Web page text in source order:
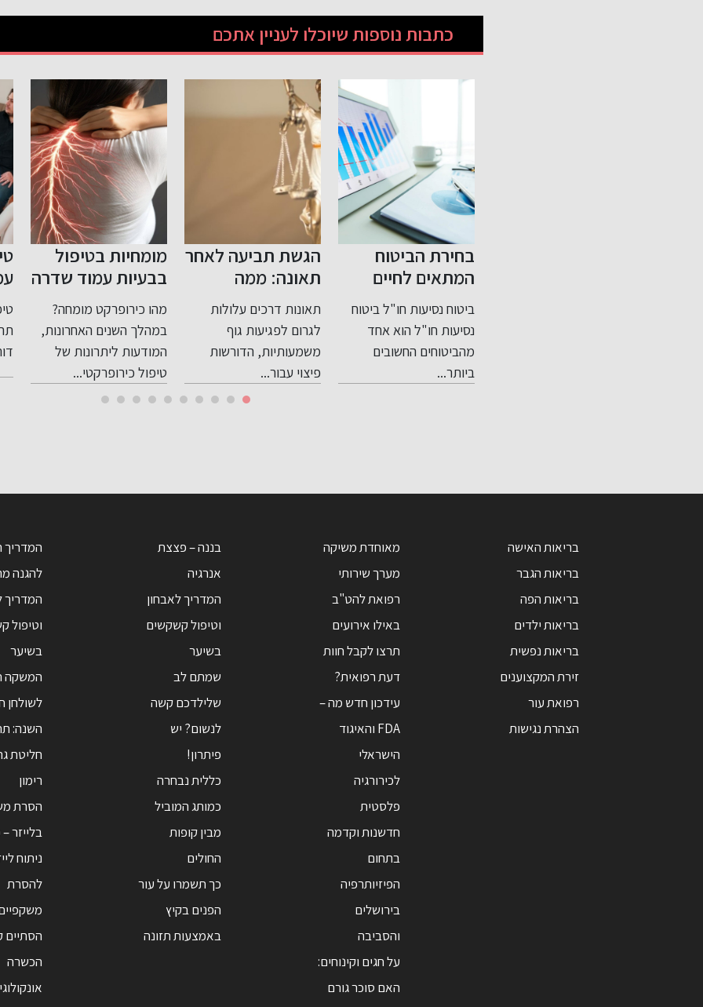
כתבות נוספות שיוכלו לעניין אתכם
הגשת תביעה לאחר
תאונה: ממה
תאונות דרכים עלולות
לגרום לפגיעות גוף
משמעותיות, הדורשות
פיצוי עבור...
מומחיות בטיפול
בבעיות עמוד שדרה
ומערכת השלד
והשרירים
מהו כירופרקט מומחה?
במהלך השנים האחרונות,
המודעות ליתרונות של
טיפול כירופרקטי...
טיפול בדיכאון
עמוק: דרכים
להתמודדות
טיפול בדיכאון עמוק הוא
תהליך חשוב ומורכב, אשר
דורש הבנה...
בריאות האישה
בריאות הגבר
בריאות הפה
בריאות ילדים
בריאות נפשית
זירת המקצוענים
רפואת עור
הצהרת נגישות
מאוחדת משיקה
מערך שירותי
רפואת להט"ב
באילו אירועים
תרצו לקבל חוות
דעת רפואית?
עידכון חדש מה –
FDA והאיגוד
הישראלי
לכירורגיה
פלסטית
חדשנות וקדמה
בתחום
הפיזיותרפיה
בירושלים
והסביבה
על חגים וקינוחים:
האם סוכר גורם
בננה – פצצת
אנרגיה
המדריך לאבחון
וטיפול קשקשים
בשיער
שמתם לב
שלילדכם קשה
לנשום? יש
פיתרון!
כללית נבחרה
כמותג המוביל
מבין קופות
החולים
כך תשמרו על עור
הפנים בקיץ
באמצעות תזונה
להגנה
המדריך
וטיפול
בשיער
המשקה
לשולחן
השנה:
חליטת
רימון
הסרת
בלייזר
ניתוח
להסרת
הסתיים
הכשרה